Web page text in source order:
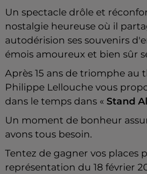
Un spectacle drôle et
nostalgie heureuse où il
autodérision ses souvenirs
émois amoureux et bien sûr
Après 15 ans de triomphe au
Philippe Lellouche vous
dans le temps dans « Stand
Un moment de bonheur
avons tous besoin.
Tentez de gagner vos places
représentation du 18 février